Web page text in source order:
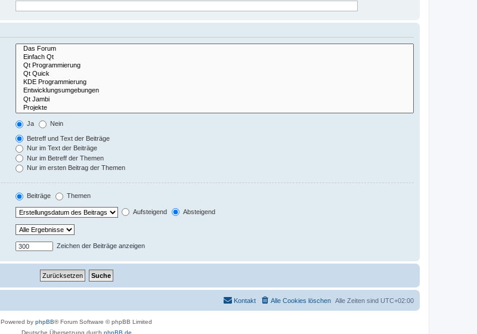
Ja Nein
Betreff und Text der Beiträge
Nur im Text der Beiträge
Nur im Betreff der Themen
Nur im ersten Beitrag der Themen
Beiträge Themen
Aufsteigend Absteigend
Zeichen der Beiträge anzeigen
Alle Zeiten sind UTC+02:00
Alle Cookies löschen
Kontakt
Powered by phpBB® Forum Software © phpBB Limited
Deutsche Übersetzung durch phpBB.de